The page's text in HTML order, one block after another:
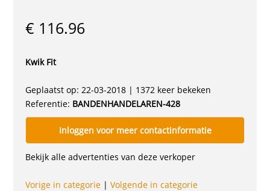
€ 116.96
Kwik Fit
Geplaatst op: 22-03-2018 | 1372 keer bekeken
Referentie: BANDENHANDELAREN-428
Inloggen voor meer contactinformatie
Bekijk alle advertenties van deze verkoper
Vorige in categorie |Volgende in categorie